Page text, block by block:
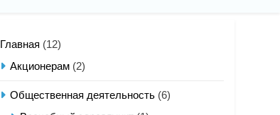
Главная (12)
Акционерам (2)
Общественная деятельность (6)